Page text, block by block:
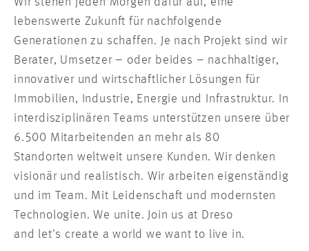
lebenswerte Zukunft für nachfolgende
Generationen zu schaffen. Je nach Projekt sind wir
Berater, Umsetzer – oder beides – nachhaltiger,
innovativer und wirtschaftlicher Lösungen für
Immobilien, Industrie, Energie und Infrastruktur. In
interdisziplinären Teams unterstützen unsere über
6.500 Mitarbeitenden an mehr als 80
Standorten weltweit unsere Kunden. Wir denken
visionär und realistisch. Wir arbeiten eigenständig
und im Team. Mit Leidenschaft und modernsten
Technologien. We unite. Join us at Dreso
and let’s create a world we want to live in.